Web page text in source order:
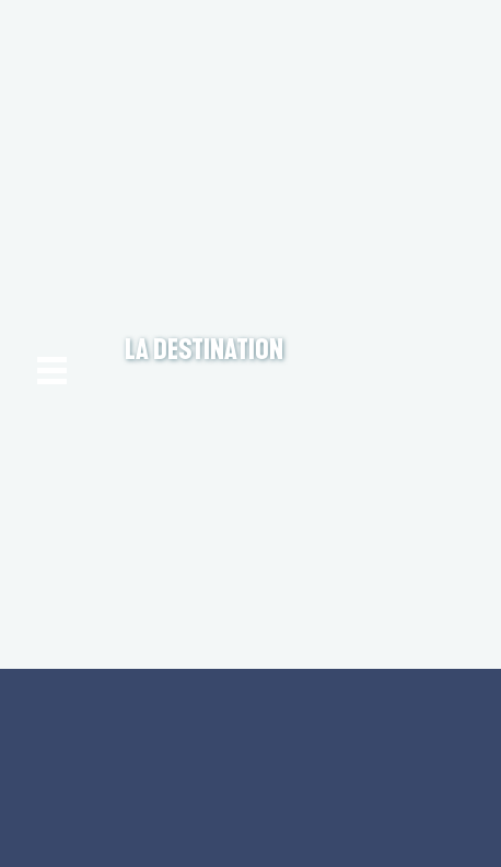
LA DESTINATION